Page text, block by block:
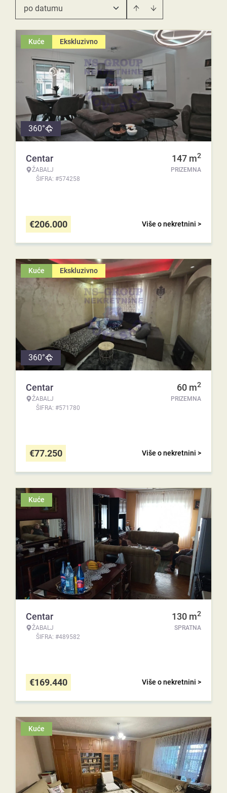
po datumu
Kuće Ekskluzivno
360°
Centar
ŽABALJ
ŠIFRA: #574258
147 m2
PRIZEMNA
Više o nekretnini >
€206.000
Kuće Ekskluzivno
360°
Centar
ŽABALJ
ŠIFRA: #571780
60 m2
PRIZEMNA
Više o nekretnini >
€77.250
Kuće
Centar
ŽABALJ
ŠIFRA: #489582
130 m2
SPRATNA
Više o nekretnini >
€169.440
Kuće